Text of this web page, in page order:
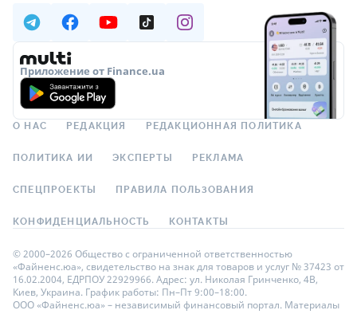
Приложение от Finance.ua
О НАС РЕДАКЦИЯ РЕДАКЦИОННАЯ ПОЛИТИКА
ПОЛИТИКА ИИ ЭКСПЕРТЫ РЕКЛАМА
СПЕЦПРОЕКТЫ ПРАВИЛА ПОЛЬЗОВАНИЯ
КОНФИДЕНЦИАЛЬНОСТЬ КОНТАКТЫ
© 2000–2026 Общество с ограниченной ответственностью
«Файненс.юа», свидетельство на знак для товаров и услуг № 37423 от
16.02.2004, ЕДРПОУ 22929966. Адрес: ул. Николая Гринченко, 4В,
Киев, Украина. График работы: Пн–Пт 9:00–18:00.
ООО «Файненс.юа» – независимый финансовый портал. Материалы